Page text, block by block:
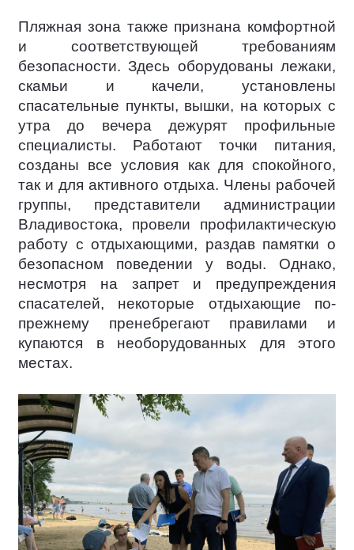
Пляжная зона также признана комфортной
и соответствующей требованиям
безопасности. Здесь оборудованы лежаки,
скамьи и качели, установлены
спасательные пункты, вышки, на которых с
утра до вечера дежурят профильные
специалисты. Работают точки питания,
созданы все условия как для спокойного,
так и для активного отдыха. Члены рабочей
группы, представители администрации
Владивостока, провели профилактическую
работу с отдыхающими, раздав памятки о
безопасном поведении у воды. Однако,
несмотря на запрет и предупреждения
спасателей, некоторые отдыхающие по-
прежнему пренебрегают правилами и
купаются в необорудованных для этого
местах.